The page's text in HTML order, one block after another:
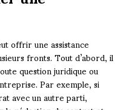
offrir une assistance
fronts. Tout d’abord, il
question juridique ou
Par exemple, si
avec un autre parti,